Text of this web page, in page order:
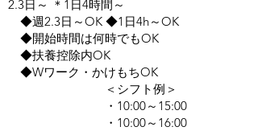
2.3日～ ＊1日4時間～
◆週2.3日～OK ◆1日4h～OK
◆開始時間は何時でもOK
◆扶養控除内OK
◆Wワーク・かけもちOK
＜シフト例＞
・10:00～15:00
・10:00～16:00